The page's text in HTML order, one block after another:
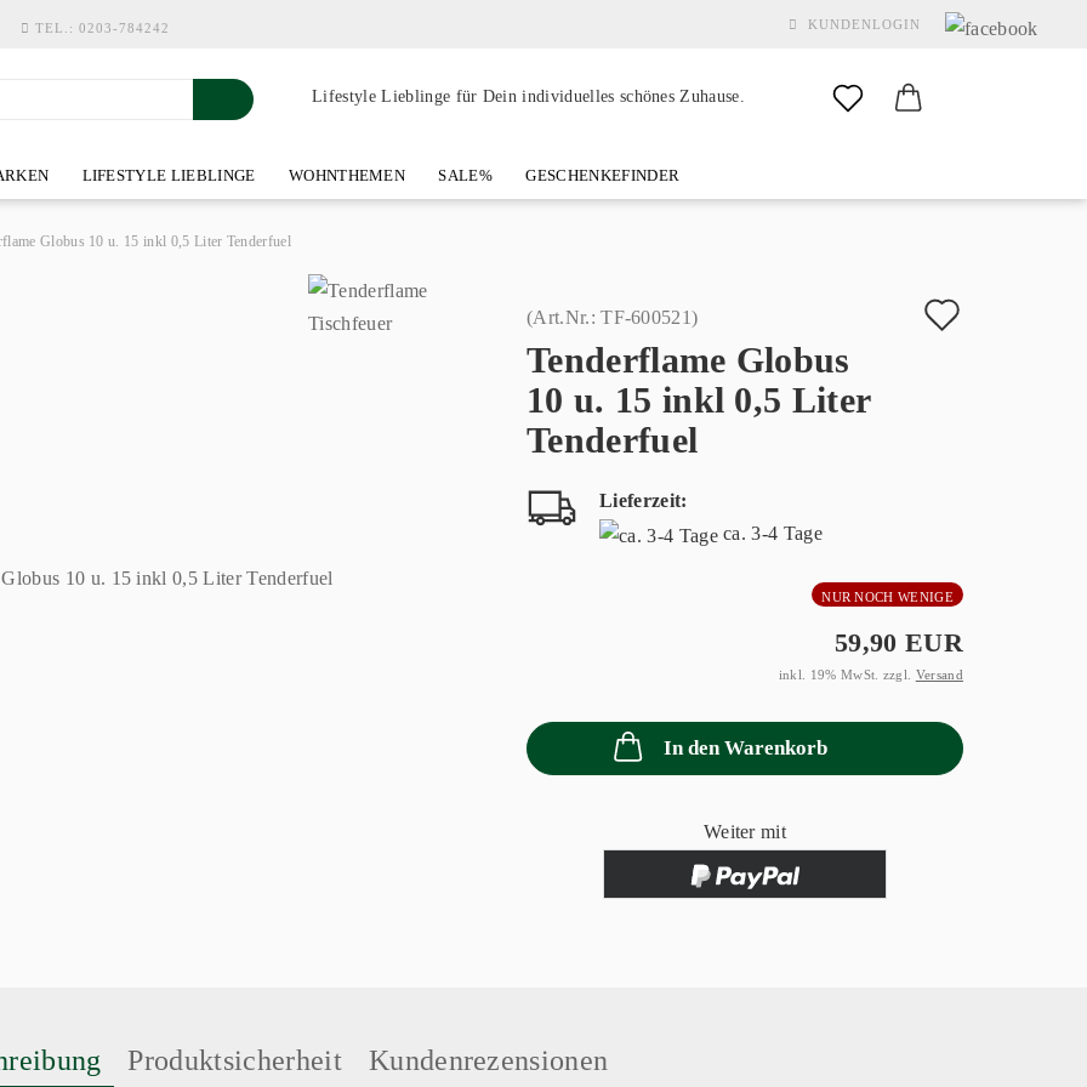
KUNDENLOGIN
Konto erstellen
TEL.: 0203-784242
Lifestyle Lieblinge für Dein individuelles schönes Zuhause.
LIFESTYLE LIEBLINGE WOHNTHEMEN SALE% GESCHENKEFINDER
Globus 10 u. 15 inkl 0,5 Liter Tenderfuel
(Art.Nr.:TF-600521)
Tenderflame Globus
10 u. 15 inkl 0,5 Liter
Tenderfuel
Lieferzeit:
ca. 3-4 Tage
NUR NOCH WENIGE
59,90 EUR
inkl. 19% MwSt. zzgl. Versand
In den Warenkorb
Weiter mit
Produktsicherheit Kundenrezensionen